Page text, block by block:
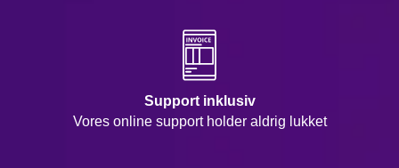
Support inklusiv
Vores online support holder aldrig lukket